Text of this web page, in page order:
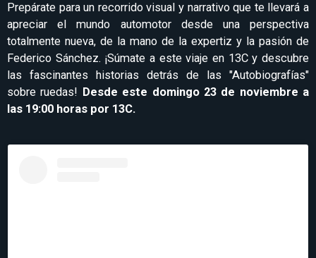
Prepárate para un recorrido visual y narrativo que te llevará a
apreciar el mundo automotor desde una perspectiva
totalmente nueva, de la mano de la expertiz y la pasión de
Federico Sánchez. ¡Súmate a este viaje en 13C y descubre
las fascinantes historias detrás de las "Autobiografías"
sobre ruedas! Desde este domingo 23 de noviembre a
las 19:00 horas por 13C.